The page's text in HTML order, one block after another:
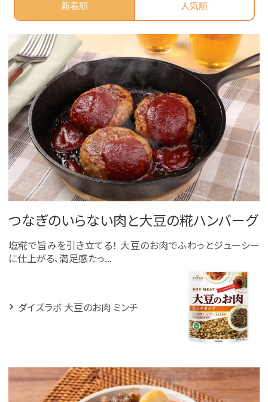
新着順 人気順
つなぎのいらない肉と大豆の糀ハンバーグ
塩糀で旨みを引き立てる！ 大豆のお肉でふわっとジューシー
に仕上がる、満足感たっ...
ダイズラボ 大豆のお肉 ミンチ